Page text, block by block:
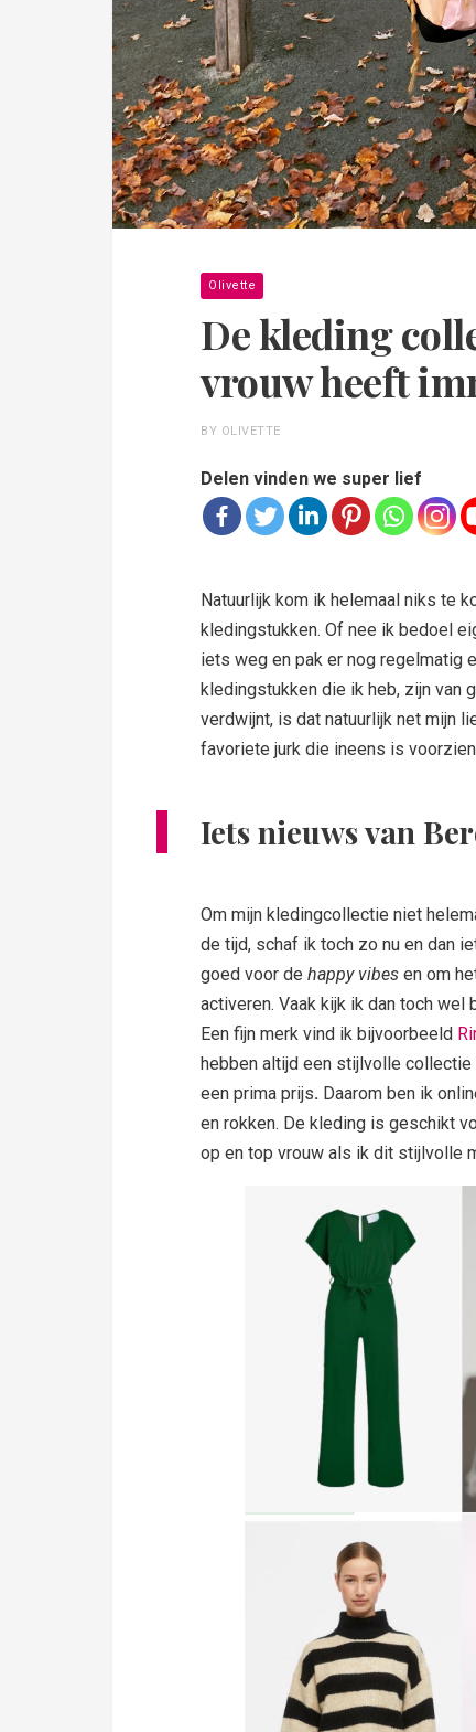
Olivette
De kleding
vrouw heeft
BY OLIVETTE
Delen vinden we super lief
Natuurlijk kom ik helemaal niks te
kledingstukken. Of nee ik bedoel
iets weg en pak er nog regelmatig
kledingstukken die ik heb, zijn van
verdwijnt, is dat natuurlijk net mijn
favoriete jurk die ineens is
Iets nieuws van
Om mijn kledingcollectie niet
de tijd, schaf ik toch zo nu en dan
goed voor de happy vibes en om
activeren. Vaak kijk ik dan toch wel
Een fijn merk vind ik bijvoorbeeld
hebben altijd een stijlvolle
een prima prijs. Daarom ben ik
en rokken. De kleding is geschikt
op en top vrouw als ik dit stijlvolle